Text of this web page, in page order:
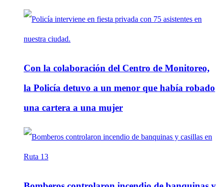
Con la colaboración del Centro de Monitoreo,
la Policía detuvo a un menor que había robado
una cartera a una mujer